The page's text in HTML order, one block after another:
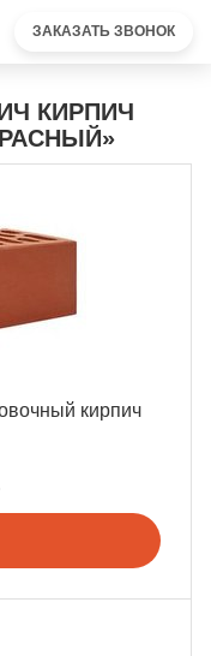
ЗАКАЗАТЬ ЗВОНОК
КИРПИЧ
кирпич